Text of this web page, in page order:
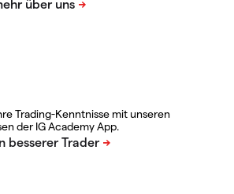
Trading-Kenntnisse mit unseren
der IG Academy App.